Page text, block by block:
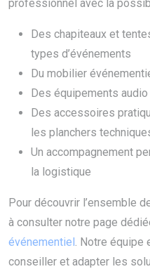
professionnel avec la
Des chapiteaux et
types d’événements
Du mobilier
Des équipements
Des accessoires
les planchers
Un accompagnement
la logistique
Pour découvrir l’ensemble
à consulter notre page
événementiel. Notre équipe
conseiller et adapter les